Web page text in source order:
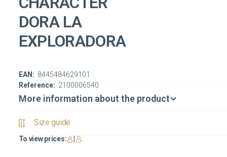
DORA LA
EXPLORADORA
Reference: 2100006540
EAN: 8445484629101
More information about the product
Size guide
To view prices: